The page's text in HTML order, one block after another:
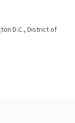
D.C., District of